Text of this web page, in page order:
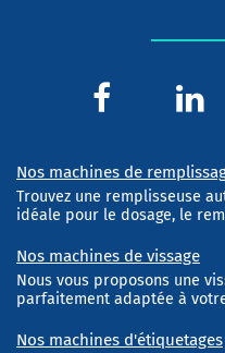
Nos machines de
Trouvez une remplisseuse
idéale pour le dosage, le
Nos machines de vissage
Nous vous proposons une
parfaitement adaptée à
Nos machines d'étiquetages